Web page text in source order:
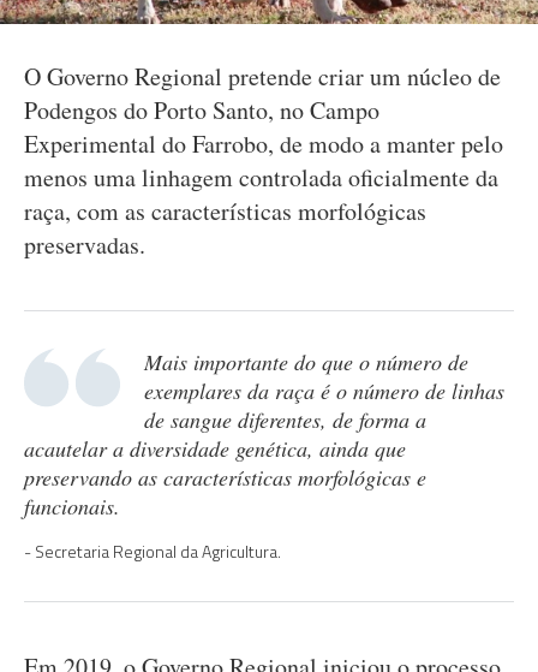
O Governo Regional pretende criar um núcleo de
Podengos do Porto Santo, no Campo
Experimental do Farrobo, de modo a manter pelo
menos uma linhagem controlada oficialmente da
raça, com as características morfológicas
preservadas.
Mais importante do que o número de
exemplares da raça é o número de linhas
de sangue diferentes, de forma a
acautelar a diversidade genética, ainda que
preservando as características morfológicas e
funcionais.
Secretaria Regional da Agricultura.